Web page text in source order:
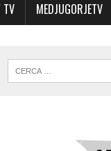
TV MEDJUGORJETV